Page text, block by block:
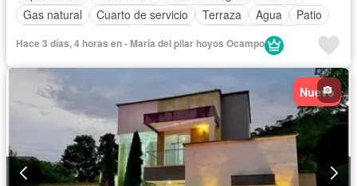
Gas natural
Cuarto de servicio Terraza Agua
Patio
Seguridad privada
Hace 3 días, 4 horas en - María del pilar hoyos Ocampo
Nuevo